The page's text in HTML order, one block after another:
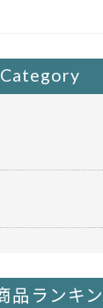
Category
品ランキ